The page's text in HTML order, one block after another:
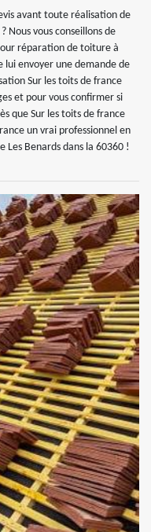
avant toute réalisation de
Nous vous conseillons de
réparation de toiture à
lui envoyer une demande de
Sur les toits de france
et pour vous confirmer si
que Sur les toits de france
un vrai professionnel en
Les Benards dans la 60360 !